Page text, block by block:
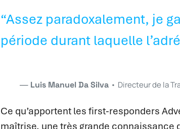
“Assez paradoxalement, je
période durant laquelle
Luis Manuel Da Silva • Directeur de la
Ce qu’apportent les first-responders
maîtrise, une très grande